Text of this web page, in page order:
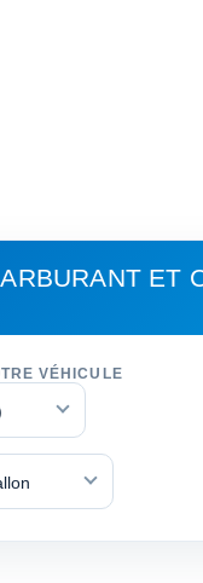
ET
VÉHICULE